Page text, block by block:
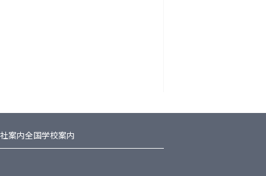
案内全国学校案内